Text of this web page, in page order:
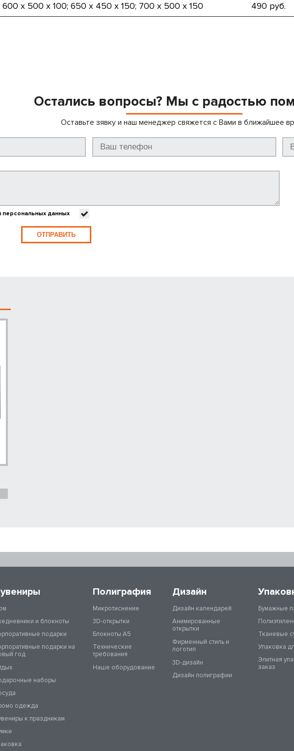
х 500 х 100; 650 х 450 х 150; 700 х 500 х 150
490 руб.
Остались вопросы? Мы с радостью
Оставьте зявку и наш менеджер свяжется с Вами в ближайшее
персональных данных
ОТПРАВИТЬ
и блокноты
подарки
подарки на
год
наборы
одежда
к праздникам
Полиграфия
Микротиснение
3D-открытки
Блокноты А5
Технические
требования
Наше оборудование
Дизайн
Дизайн календарей
Анимированные
открытки
Фирменный стиль и
логотип
3D-дизайн
Дизайн полиграфии
Бумажные
Тканевые
Упаковка
Элитная
заказ